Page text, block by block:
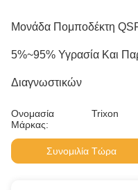
Μονάδα Πομποδέκτη
5%~95% Υγρασία Και
Διαγνωστικών
Ονομασία
Μάρκας:
Trixon
Συνομιλία Τώρα